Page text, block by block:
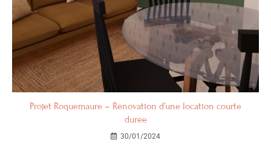
Projet Roquemaure – Rénovation d’une location courte
durée
30/01/2024